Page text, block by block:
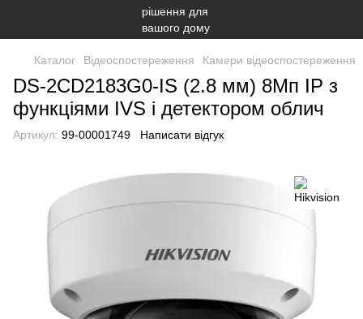
Каталог Відеоспостереження Камери відеоспостереження
DS-2CD2183G0-IS (2.8 мм) 8Мп IP з
функціями IVS і детектором облич
Артикул: 99-00001749 Написати відгук